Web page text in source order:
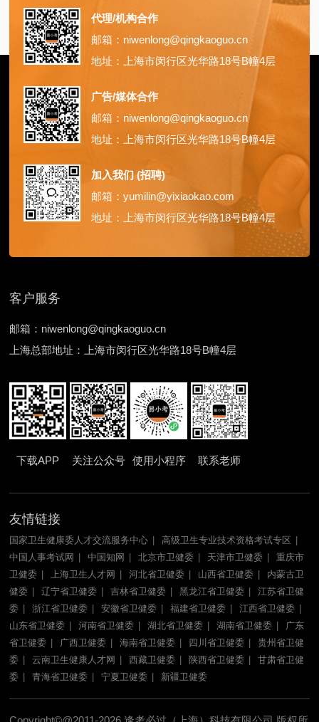
代理/机构合作
邮箱：niwenlong@qingkaoguo.cn
地址：上海市闵行区光华路18号B幢4层
广告/媒体合作
邮箱：niwenlong@qingkaoguo.cn
地址：上海市闵行区光华路18号B幢4层
加入我们 (招聘)
邮箱：yumilin@yixiaokao.com
地址：上海市闵行区光华路18号B幢4层
客户服务
邮箱：niwenlong@qingkaoguo.cn
上海总部地址：上海市闵行区光华路18号B幢4层
下载APP 关注公众号 使用小程序 联系老师
友情链接
国家卫生健康委人才交流服务中心
高级卫生专业技术资格考试专区
中国人事考试网
中国知网 北京市卫健委 天津市卫健委
重庆市
卫健委
上海卫生人才网 河北省卫健委 山西省卫健委
内蒙古卫
健委
辽宁省卫健委 吉林省卫健委 黑龙江省卫健委
江苏省卫健
委
浙江省卫健委 安徽省卫健委 福建省卫健委
江西省卫健委
山东省卫健委
河南省卫健委 湖北省卫健委 湖南省卫健委
广东
省卫健委
广西卫健委 海南省卫健委 四川省卫健委
贵州省卫健
委
云南卫生健康人才网 西藏卫健委 陕西省卫健委
甘肃省卫健
委
青海省卫健委 宁夏卫健委 新疆卫健委